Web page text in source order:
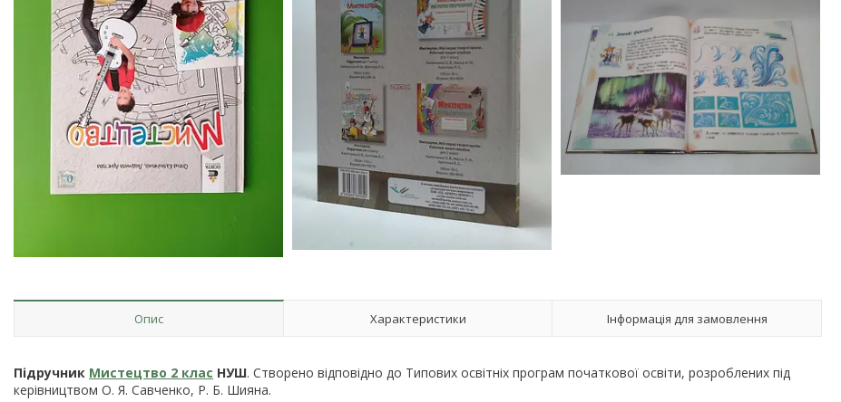
Опис Характеристики Інформація для замовлення
Підручник Мистецтво 2 клас НУШ. Створено відповідно до Типових освітніх програм початкової освіти, розроблених під
керівництвом О. Я. Савченко, Р. Б. Шияна.